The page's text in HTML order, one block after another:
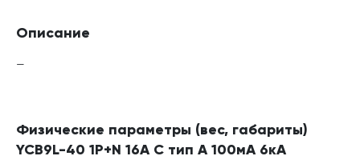
Описание
—
Физические параметры (вес, габариты)
YCB9L-40 1P+N 16A C тип A 100мА 6кА